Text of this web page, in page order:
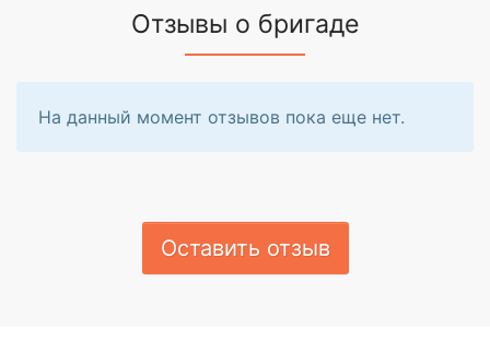
Отзывы о бригаде
На данный момент отзывов пока еще нет.
Оставить отзыв